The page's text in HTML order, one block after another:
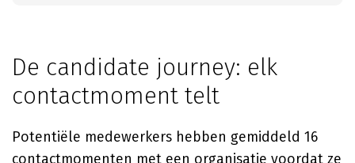
De candidate journey: elk
contactmoment telt
Potentiële medewerkers hebben gemiddeld 16
contactmomenten met een organisatie voordat ze